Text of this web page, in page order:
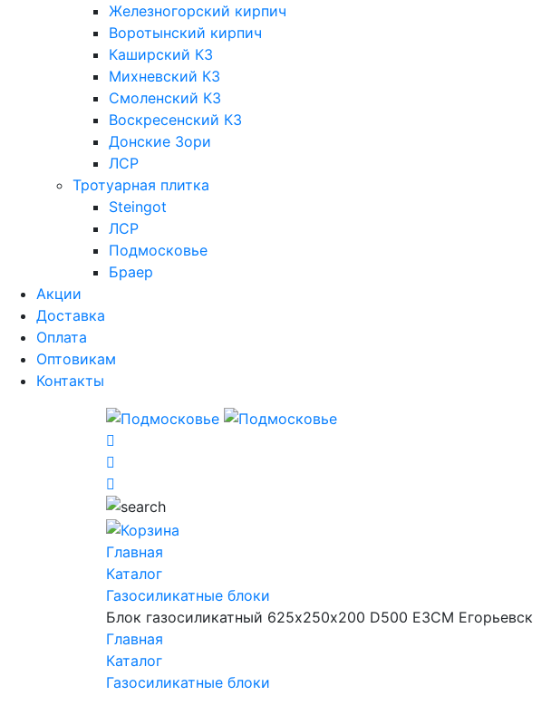
Железногорский кирпич
Воротынский кирпич
Каширский КЗ
Михневский КЗ
Смоленский КЗ
Воскресенский КЗ
Донские Зори
ЛСР
Тротуарная плитка
Steingot
ЛСР
Подмосковье
Браер
Акции
Доставка
Оплата
Оптовикам
Контакты
Главная
Каталог
Газосиликатные блоки
Блок газосиликатный 625х250х200 D500 ЕЗСМ Егорьевск
Главная
Каталог
Газосиликатные блоки